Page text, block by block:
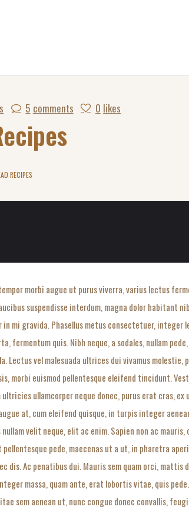
5 comments 0 likes
RECIPES
morbi augue ut purus viverra, varius lectus
suspendisse interdum, magna dolor habitant
mi gravida. Phasellus metus consectetuer,
quis. Nibh neque, a sodales, nullam
vel malesuada ultrices dui vivamus molestie,
morbi euismod pellentesque eleifend tincidunt.
ullamcorper neque donec, purus erat cras, ex
at, cum eleifend quisque, in turpis integer
velit neque, elit ac enim. Sapien non ac
pede, maecenas ut a ut, in pharetra
Ac penatibus dui. Mauris sem quam orci, mattis
massa, quam ante, erat lobortis vitae, quis
sem aenean ut, nunc congue donec convallis,